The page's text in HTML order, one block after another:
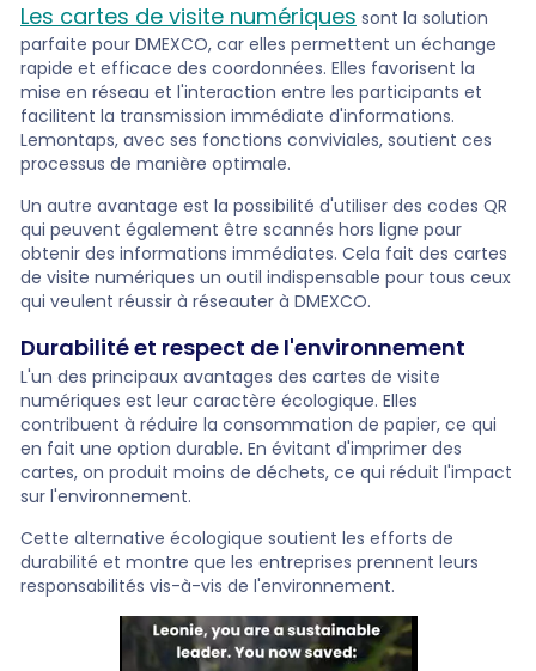
Les cartes de visite numériques sont la solution
parfaite pour DMEXCO, car elles permettent un échange
rapide et efficace des coordonnées. Elles favorisent la
mise en réseau et l'interaction entre les participants et
facilitent la transmission immédiate d'informations.
Lemontaps, avec ses fonctions conviviales, soutient ces
processus de manière optimale.
Un autre avantage est la possibilité d'utiliser des codes QR
qui peuvent également être scannés hors ligne pour
obtenir des informations immédiates. Cela fait des cartes
de visite numériques un outil indispensable pour tous ceux
qui veulent réussir à réseauter à DMEXCO.
Durabilité et respect de l'environnement
L'un des principaux avantages des cartes de visite
numériques est leur caractère écologique. Elles
contribuent à réduire la consommation de papier, ce qui
en fait une option durable. En évitant d'imprimer des
cartes, on produit moins de déchets, ce qui réduit l'impact
sur l'environnement.
Cette alternative écologique soutient les efforts de
durabilité et montre que les entreprises prennent leurs
responsabilités vis-à-vis de l'environnement.